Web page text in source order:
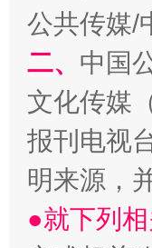
“刷贴”
揭批美国
公共传媒/
二、 中国
文化传媒
报刊电视
明来源，
●就下列